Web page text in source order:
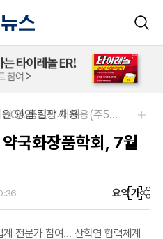
알보젠코리아-향남공장 OQA 품질약사 채용(주5일/파트타임 가능)
영업 팀장 채용
국화장품학회, 7월
요약가
계 전문가 참여… 산학연 협력체계